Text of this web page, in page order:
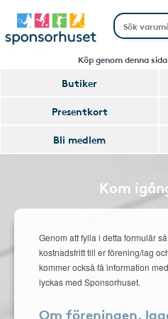
Köp genom denna
Butiker
Presentkort
Bli medlem
Kom
Genom att fylla i detta formulär
kostnadsfritt till er förening/lag
kommer också få information
lyckas med Sponsorhuset.
Om föreningen,